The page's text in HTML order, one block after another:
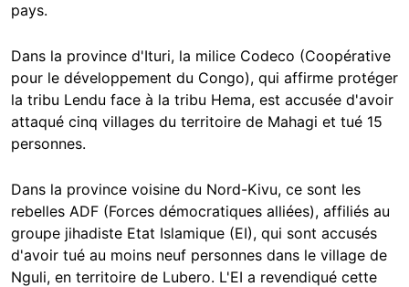
pays.
Dans la province d'Ituri, la milice Codeco (Coopérative
pour le développement du Congo), qui affirme protéger
la tribu Lendu face à la tribu Hema, est accusée d'avoir
attaqué cinq villages du territoire de Mahagi et tué 15
personnes.
Dans la province voisine du Nord-Kivu, ce sont les
rebelles ADF (Forces démocratiques alliées), affiliés au
groupe jihadiste Etat Islamique (EI), qui sont accusés
d'avoir tué au moins neuf personnes dans le village de
Nguli, en territoire de Lubero. L'EI a revendiqué cette